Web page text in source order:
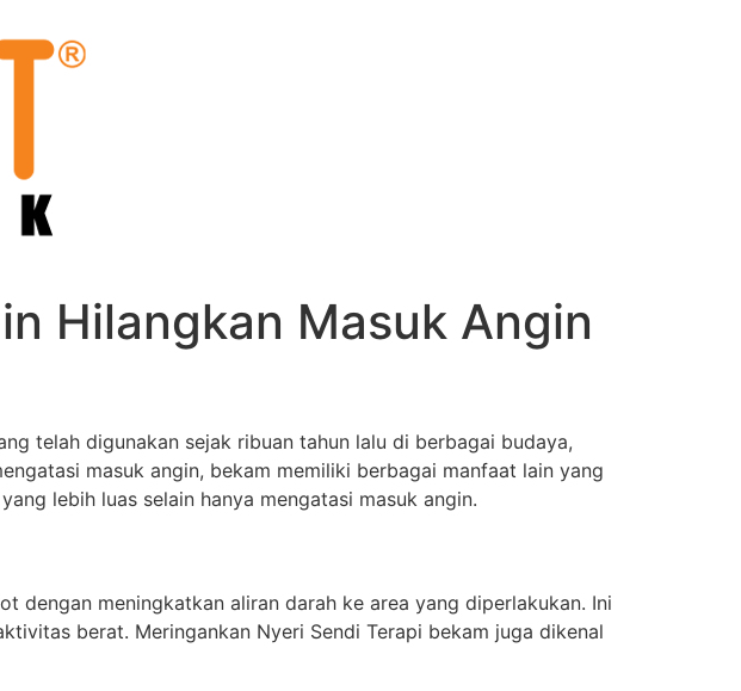
Hilangkan Masuk Angin
telah digunakan sejak ribuan tahun lalu di berbagai budaya,
masuk angin, bekam memiliki berbagai manfaat lain yang
lebih luas selain hanya mengatasi masuk angin.
dengan meningkatkan aliran darah ke area yang diperlakukan. Ini
berat. Meringankan Nyeri Sendi Terapi bekam juga dikenal